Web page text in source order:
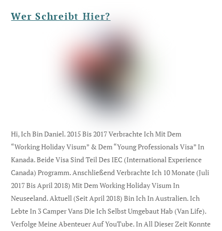
Wer Schreibt Hier?
Hi, Ich Bin Daniel. 2015 Bis 2017 Verbrachte Ich Mit Dem
“Working Holiday Visum” & Dem “Young Professionals Visa” In
Kanada. Beide Visa Sind Teil Des IEC (international Experience
Canada) Programm. Anschließend Verbrachte Ich 10 Monate (Juli
2017 Bis April 2018) Mit Dem Working Holiday Visum In
Neuseeland. Aktuell (seit April 2018) Bin Ich In Australien. Ich
Lebte In 3 Camper Vans Die Ich Selbst Umgebaut Hab (Van Life).
Verfolge Meine Abenteuer Auf YouTube. In All Dieser Zeit Konnte